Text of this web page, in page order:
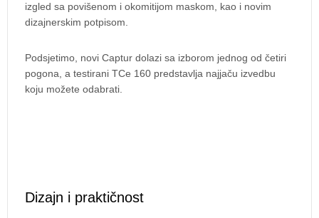
izgled sa povišenom i okomitijom maskom, kao i novim
dizajnerskim potpisom.
Podsjetimo, novi Captur dolazi sa izborom jednog od četiri
pogona, a testirani TCe 160 predstavlja najjaču izvedbu
koju možete odabrati.
Dizajn i praktičnost